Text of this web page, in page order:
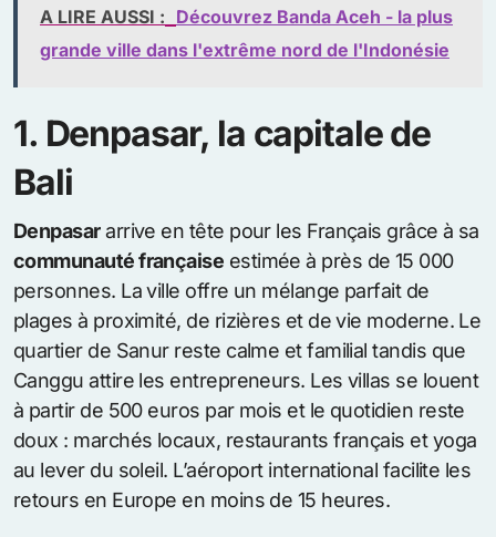
A LIRE AUSSI : Découvrez Banda Aceh - la plus
grande ville dans l'extrême nord de l'Indonésie
1. Denpasar, la capitale de
Bali
Denpasararrive en tête pour les Français grâce à sa
communauté française estimée à près de 15 000
personnes. La ville offre un mélange parfait de
plages à proximité, de rizières et de vie moderne. Le
quartier de Sanur reste calme et familial tandis que
Canggu attire les entrepreneurs. Les villas se louent
à partir de 500 euros par mois et le quotidien reste
doux : marchés locaux, restaurants français et yoga
au lever du soleil. L’aéroport international facilite les
retours en Europe en moins de 15 heures.